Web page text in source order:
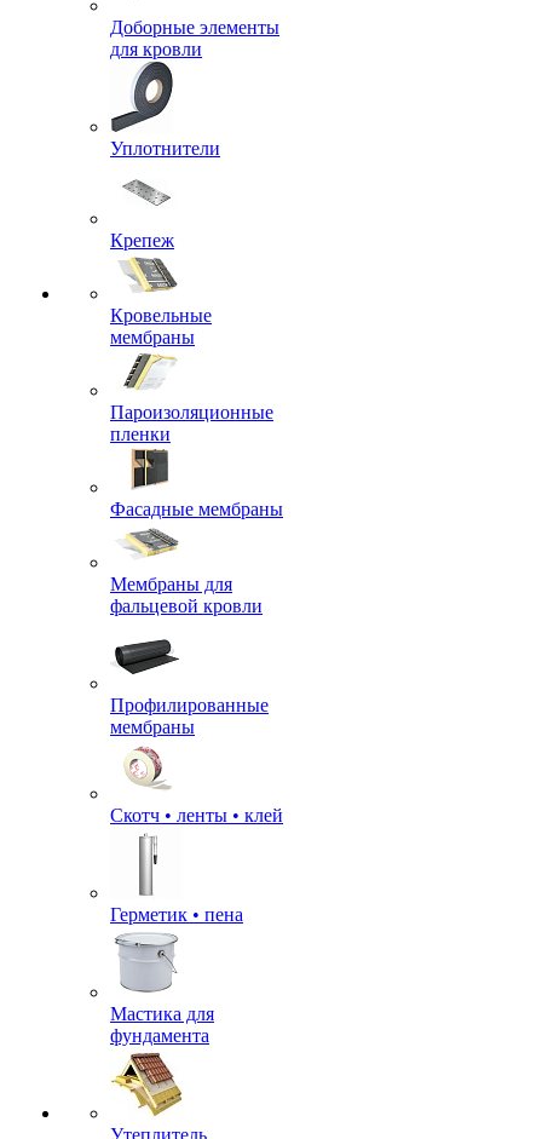
Доборные элементы
для кровли
Уплотнители
Крепеж
Кровельные
мембраны
Пароизоляционные
пленки
Фасадные мембраны
Мембраны для
фальцевой кровли
Профилированные
мембраны
Скотч • ленты • клей
Герметик • пена
Мастика для
фундамента
Утеплитель